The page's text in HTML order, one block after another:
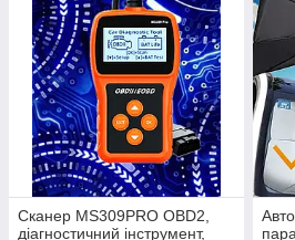
Сканер MS309PRO OBD2,
діагностичний інструмент,